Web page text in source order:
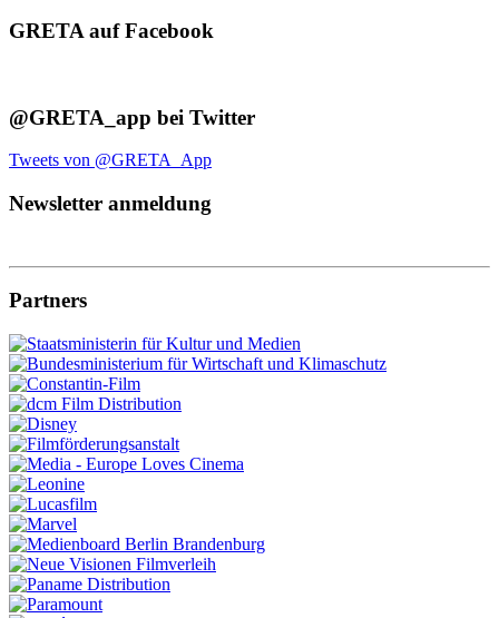
GRETA auf Facebook
@GRETA_app bei Twitter
Tweets von @GRETA_App
Newsletter anmeldung
Partners